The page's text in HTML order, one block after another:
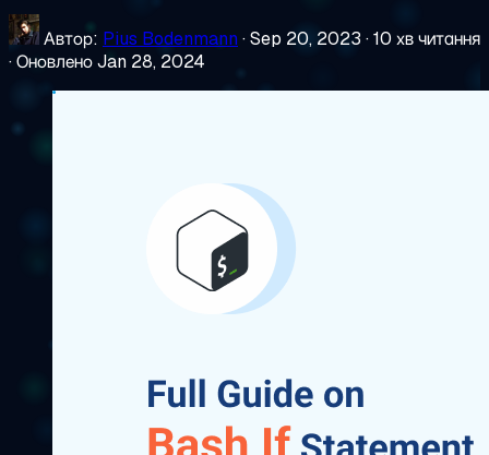
Автор: Pius Bodenmann ·Sep 20, 2023 ·10 хв читання
·Оновлено Jan 28, 2024